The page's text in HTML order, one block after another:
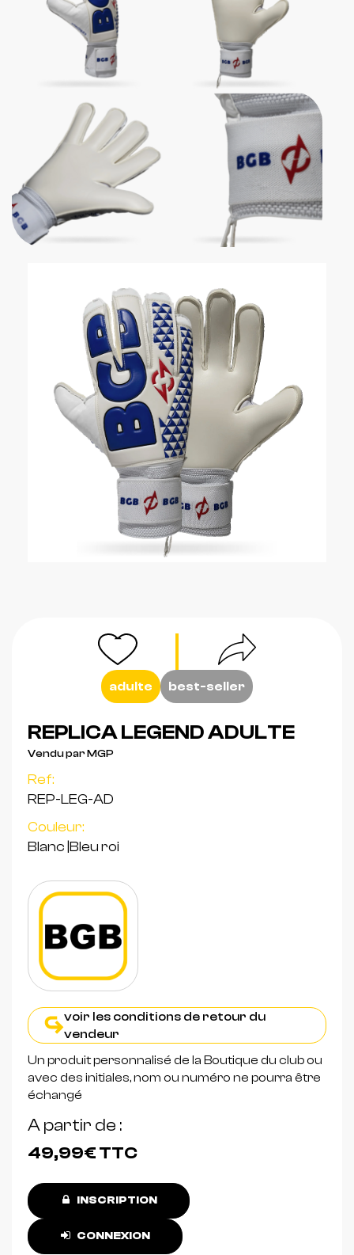
adulte best-seller
REPLICA LEGEND ADULTE
Vendu par MGP
Ref:
REP-LEG-AD
Couleur:
Blanc Bleu roi
voir les conditions de retour du
vendeur
Un produit personnalisé de la Boutique du club ou
avec des initiales, nom ou numéro ne pourra être
échangé
A partir de
49,99€TTC
INSCRIPTION
CONNEXION